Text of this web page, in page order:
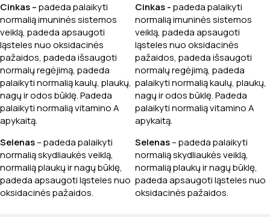
Cinkas –padeda palaikyti
normalią imuninės sistemos
veiklą, padeda apsaugoti
ląsteles nuo oksidacinės
pažaidos, padeda išsaugoti
normalų regėjimą, padeda
palaikyti normalią kaulų, plaukų,
nagų ir odos būklę. Padeda
palaikyti normalią vitamino A
apykaitą.
Selenas– padeda palaikyti
normalią skydliaukės veiklą,
normalią plaukų ir nagų būklę,
padeda apsaugoti ląsteles nuo
oksidacinės pažaidos.
Cinkas -padeda palaikyti
normalią imuninės sistemos
veiklą, padeda apsaugoti
ląsteles nuo oksidacinės
pažaidos, padeda išsaugoti
normalų regėjimą, padeda
palaikyti normalią kaulų, plaukų,
nagų ir odos būklę. Padeda
palaikyti normalią vitamino A
apykaitą.
Selenas– padeda palaikyti
normalią skydliaukės veiklą,
normalią plaukų ir nagų būklę,
padeda apsaugoti ląsteles nuo
oksidacinės pažaidos.